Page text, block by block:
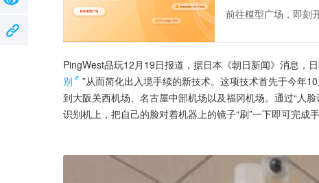
前往模型广场，即刻
PingWest品玩12月19日报道，据日本《朝日新闻》消息，
别
”从而简化出入境手续的新技术。这项技术首先于今年
到大阪关西机场、名古屋中部机场以及福冈机场。通过“人
识别机上，把自己的脸对着机器上的镜子“刷”一下即可完成手